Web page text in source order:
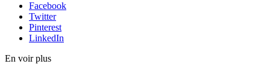
Facebook
Twitter
Pinterest
LinkedIn
En voir plus